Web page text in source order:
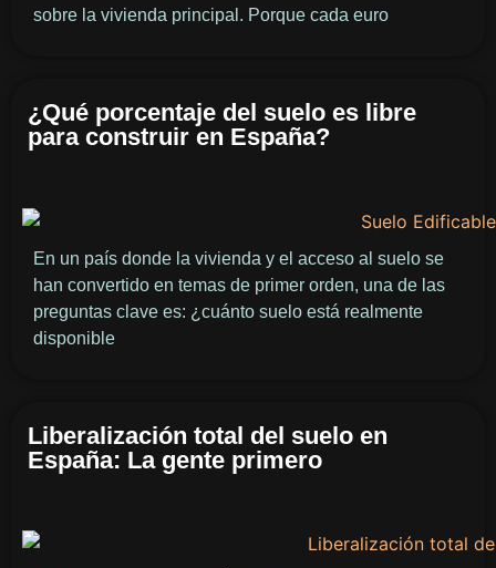
sobre la vivienda principal. Porque cada euro
¿Qué porcentaje del suelo es libre
para construir en España?
En un país donde la vivienda y el acceso al suelo se
han convertido en temas de primer orden, una de las
preguntas clave es: ¿cuánto suelo está realmente
disponible
Liberalización total del suelo en
España: La gente primero